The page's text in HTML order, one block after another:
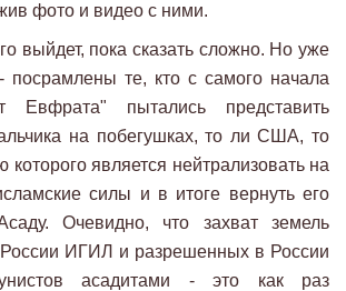
фото и видео с ними.
выйдет, пока сказать сложно. Но уже
посрамлены те, кто с самого начала
Евфрата" пытались представить
на побегушках, то ли США, то
которого является нейтрализовать на
силы и в итоге вернуть его
Очевидно, что захват земель
ИГИЛ и разрешенных в России
асадитами - это как раз